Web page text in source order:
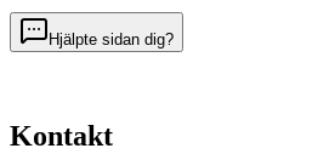
Hjälpte sidan dig?
Kontakt